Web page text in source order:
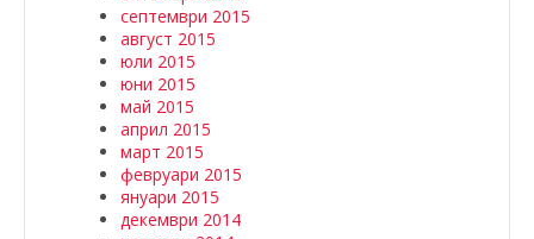
септември 2015
август 2015
юли 2015
юни 2015
май 2015
април 2015
март 2015
февруари 2015
януари 2015
декември 2014